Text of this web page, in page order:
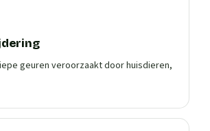
geuren veroorzaakt door huisdieren,